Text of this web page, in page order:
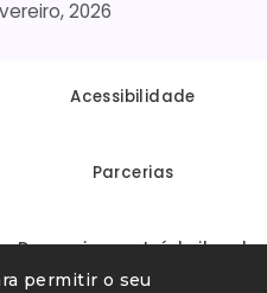
permitir o seu
2026
Acessibilidade
Parcerias
Denunciar conteúdo ilegal